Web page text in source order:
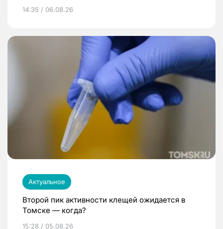
14:35 / 06.08.26
Актуальное
Второй пик активности клещей ожидается в
Томске — когда?
15:28 / 05.08.26